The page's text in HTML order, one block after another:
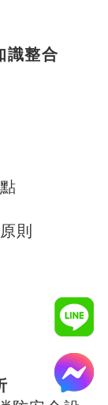
整合
則